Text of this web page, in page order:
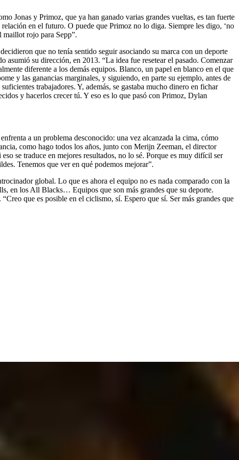
Jonas y Primoz, que ya han ganado varias grandes vueltas, es tan fuerte
en el futuro. O puede que Primoz no lo diga. Siempre les digo, ‘no
maillot rojo para Sepp”.
que no tenía sentido seguir asociando su marca con un deporte
su dirección, en 2013. “La idea fue resetear el pasado. Comenzar
diferente a los demás equipos. Blanco, un papel en blanco en el que
y las ganancias marginales, y siguiendo, en parte su ejemplo, antes de
trabajadores. Y, además, se gastaba mucho dinero en fichar
y hacerlos crecer tú. Y eso es lo que pasó con Primoz, Dylan
a un problema desconocido: una vez alcanzada la cima, cómo
como hago todos los años, junto con Merijn Zeeman, el director
se traduce en mejores resultados, no lo sé. Porque es muy difícil ser
Tenemos que ver en qué podemos mejorar”.
global. Lo que es ahora el equipo no es nada comparado con la
en los All Blacks… Equipos que son más grandes que su deporte.
que es posible en el ciclismo, sí. Espero que sí. Ser más grandes que